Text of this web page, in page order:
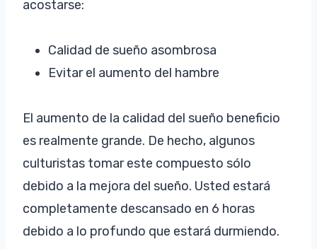
acostarse:
Calidad de sueño asombrosa
Evitar el aumento del hambre
El aumento de la calidad del sueño beneficio
es realmente grande. De hecho, algunos
culturistas tomar este compuesto sólo
debido a la mejora del sueño. Usted estará
completamente descansado en 6 horas
debido a lo profundo que estará durmiendo.